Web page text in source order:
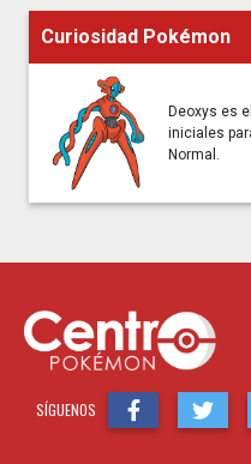
Curiosidad Pokémon
Deoxys es
iniciales
Normal.
SÍGUENOS